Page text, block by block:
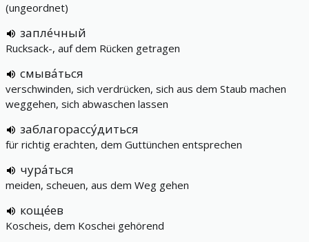
(ungeordnet)
запле́чный
Rucksack-, auf dem Rücken getragen
смыва́ться
verschwinden, sich verdrücken, sich aus dem Staub machen
weggehen, sich abwaschen lassen
заблагорассу́диться
für richtig erachten, dem Guttünchen entsprechen
чура́ться
meiden, scheuen, aus dem Weg gehen
коще́ев
Koscheis, dem Koschei gehörend